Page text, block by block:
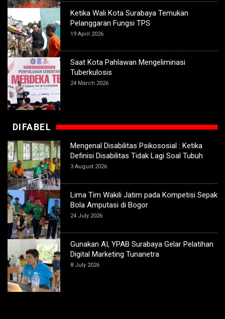
Ketika Wali Kota Surabaya Temukan
Pelanggaran Fungsi TPS
19 April 2026
Saat Kota Pahlawan Mengeliminasi
Tuberkulosis
24 March 2026
DIFABEL
Mengenal Disabilitas Psikososial : Ketika
Definisi Disabilitas Tidak Lagi Soal Tubuh
3 August 2026
Lima Tim Wakili Jatim pada Kompetisi Sepak
Bola Amputasi di Bogor
24 July 2026
Gunakan AI, YPAB Surabaya Gelar Pelatihan
Digital Marketing Tunanetra
8 July 2026